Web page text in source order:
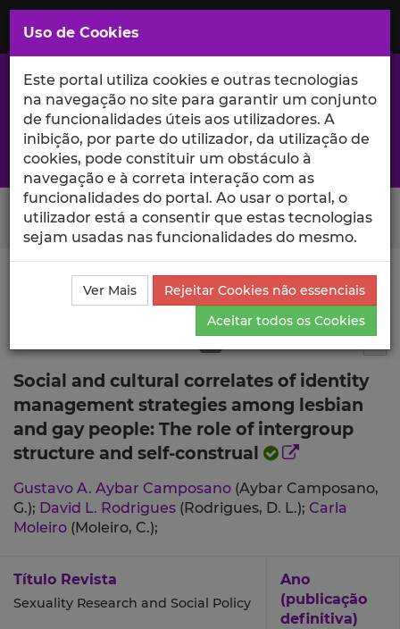
Saltar
para
Conteúdo
Principal
A excelência da investigação e ciência no Iscte
Search Button
Ciência_Iscte Publicações
Descrição Detalhada da
Publicação
Social and cultural correlates of identity
management strategies among lesbian
and gay people: The role of intergroup
structure and self-construal
Gustavo A. Aybar Camposano (Aybar Camposano,
G.); David L. Rodrigues (Rodrigues, D. L.); Carla
Moleiro (Moleiro, C.);
Título Revista
Sexuality Research and Social Policy
Ano
(publicação
definitiva)
Uso de Cookies
Este portal utiliza cookies e outras tecnologias
na navegação no site para garantir um conjunto
de funcionalidades úteis aos utilizadores. A
inibição, por parte do utilizador, da utilização de
cookies, pode constituir um obstáculo à
navegação e à correta interação com as
funcionalidades do portal. Ao usar o portal, o
utilizador está a consentir que estas tecnologias
sejam usadas nas funcionalidades do mesmo.
Ver Mais
Rejeitar Cookies não essenciais
Aceitar todos os Cookies